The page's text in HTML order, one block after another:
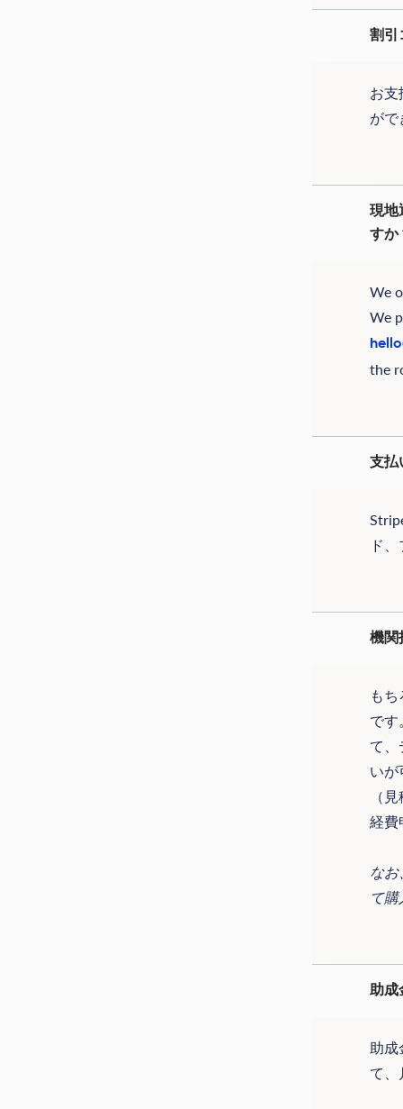
割引
お支
がで
現地
す
We
We
the
支払
ド
機関
も
です
て、
いが
（
経費
なお
て
助成
助成
て、